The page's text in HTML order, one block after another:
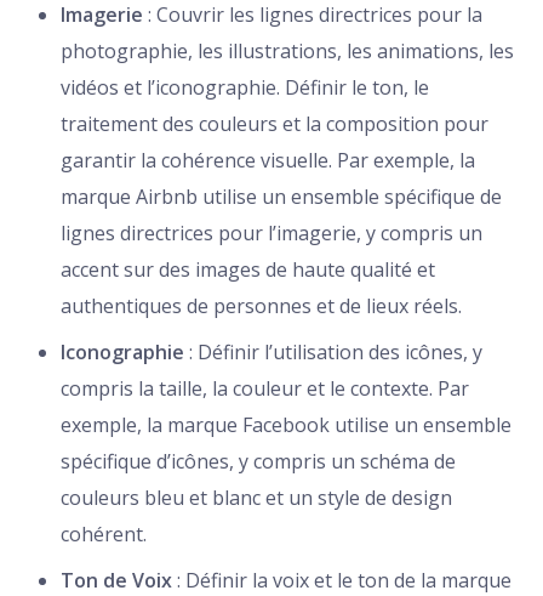
Imagerie : Couvrir les lignes directrices pour la
photographie, les illustrations, les animations, les
vidéos et l’iconographie. Définir le ton, le
traitement des couleurs et la composition pour
garantir la cohérence visuelle. Par exemple, la
marque Airbnb utilise un ensemble spécifique de
lignes directrices pour l’imagerie, y compris un
accent sur des images de haute qualité et
authentiques de personnes et de lieux réels.
Iconographie : Définir l’utilisation des icônes, y
compris la taille, la couleur et le contexte. Par
exemple, la marque Facebook utilise un ensemble
spécifique d’icônes, y compris un schéma de
couleurs bleu et blanc et un style de design
cohérent.
Ton de Voix: Définir la voix et le ton de la marque